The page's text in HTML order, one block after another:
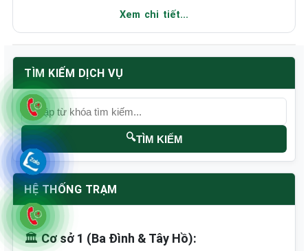
Xem chi tiết...
TÌM KIẾM DỊCH VỤ
🔍TÌM KIẾM
HỆ THỐNG TRẠM
🏛️Cơ sở 1 (Ba Đình & Tây Hồ):